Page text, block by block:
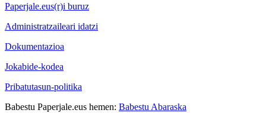
Paperjale.eus(r)i buruz
Administratzaileari idatzi
Dokumentazioa
Jokabide-kodea
Pribatutasun-politika
Babestu Paperjale.eus hemen: Babestu Abaraska